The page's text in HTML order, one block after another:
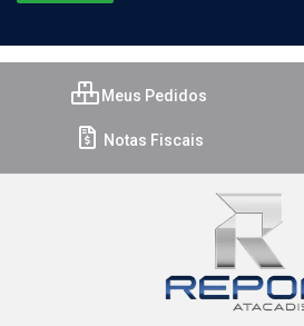
Meus Pedidos
Notas Fiscais